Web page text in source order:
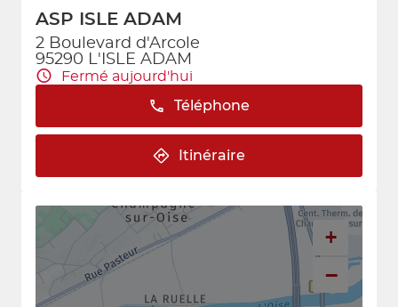
NOUS REJOINDRE
CONTACTEZ-NOUS
ESPACE ADHÉRENT
ASP ISLE ADAM
2 Boulevard d'Arcole
95290 L'ISLE ADAM
Fermé aujourd'hui
Téléphone
Itinéraire
+
−